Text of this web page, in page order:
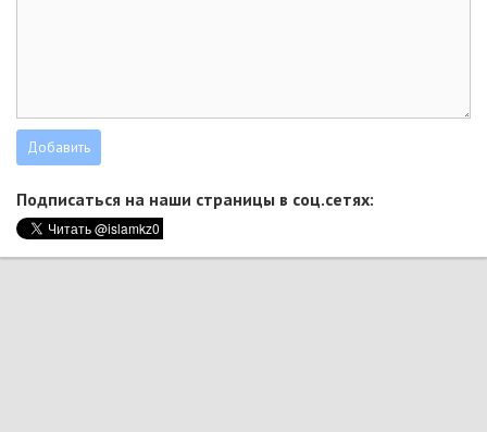
Подписаться на наши страницы в соц.сетях: